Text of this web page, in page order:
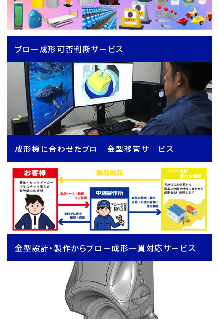
ブロー成形可否判断サービス
成形機に合わせたブロー金型移管サービス
金型設計・製作からブロー成形一貫対応サービス